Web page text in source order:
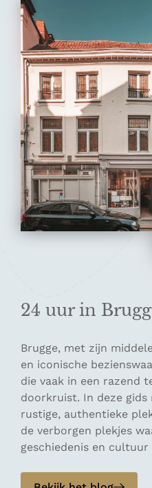
bezienswaardigheden
de Rozenhoedkaai en
staat Brugge bekend
bier, gezellige
24 uur in
Brugge, met zijn
en iconische
die vaak in een razend
doorkruist. In deze gids
rustige, authentieke
de verborgen plekjes
geschiedenis en